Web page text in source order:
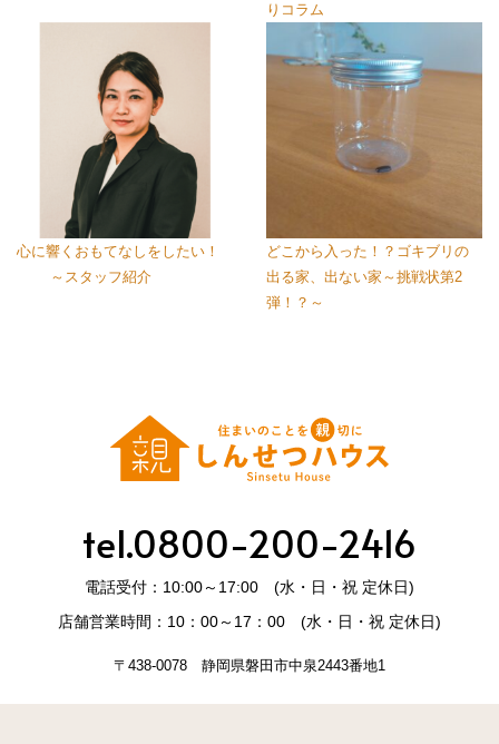
りコラム
心に響くおもてなしをしたい！
～スタッフ紹介
どこから入った！？ゴキブリの
出る家、出ない家～挑戦状第2
弾！？～
tel.0800-200-2416
電話受付：10:00～17:00 (水・日・祝 定休日)
店舗営業時間：10：00～17：00 (水・日・祝 定休日)
〒438-0078 静岡県磐田市中泉2443番地1